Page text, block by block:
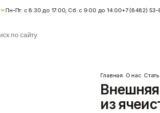
Пн-Пт: с 8:30 до 17:00, Сб: с 9:00 до 14:00+7 (8482) 53-
Влагостойкий гипсокартон
Главная О нас
Внешняя
из